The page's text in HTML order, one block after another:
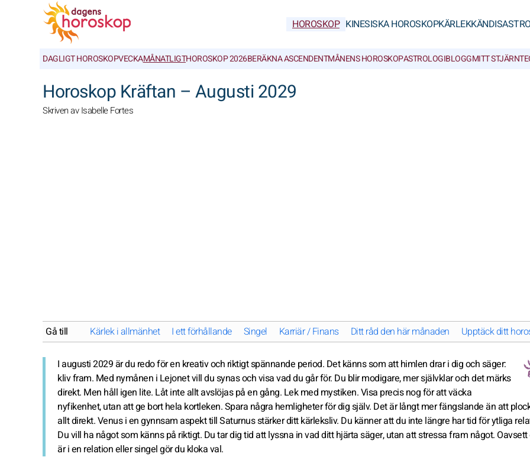
HOROSKOP KINESISKA HOROSKOPKÄRLEK
DAGLIGT HOROSKOPVECKAMÅNATLIGTHOROSKOP 2026BERÄKNA ASCENDENTMÅNENS HOROSKOPASTROLOGIBLOGGMITT
Horoskop Kräftan – Augusti 2029
Skriven av Isabelle Fortes
Gå till Kärlek i allmänhet I ett förhållande Singel Karriär / Finans Ditt råd den här månaden Upptäck ditt
I augusti 2029 är du redo för en kreativ och riktigt spännande period. Det känns som att himlen drar i dig och säger:
kliv fram. Med nymånen i Lejonet vill du synas och visa vad du går för. Du blir modigare, mer självklar och det märks
direkt. Men håll igen lite. Låt inte allt avslöjas på en gång. Lek med mystiken. Visa precis nog för att väcka
nyfikenhet, utan att ge bort hela kortleken. Spara några hemligheter för dig själv. Det är långt mer fängslande än att
allt direkt. Venus i en gynnsam aspekt till Saturnus stärker ditt kärleksliv. Du känner att du inte längre har tid för ytliga
Du vill ha något som känns på riktigt. Du tar dig tid att lyssna in vad ditt hjärta säger, utan att stressa fram något.
är i en relation eller singel gör du kloka val.